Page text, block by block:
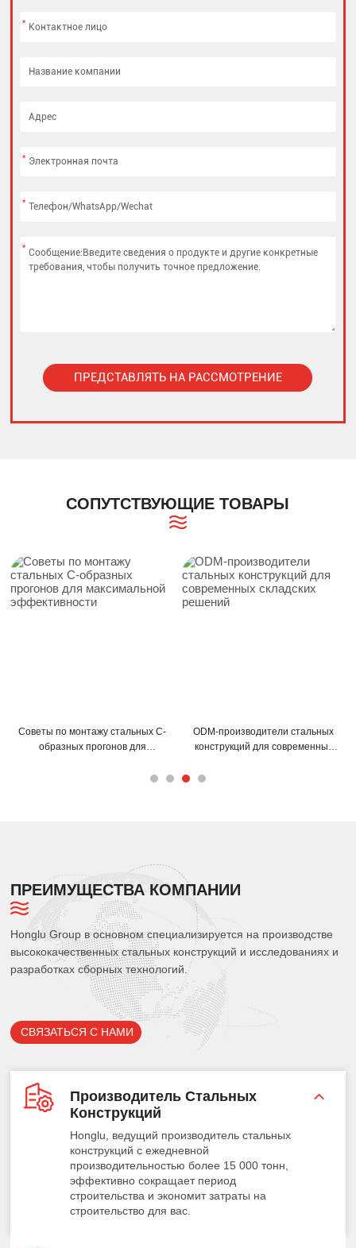
*
*
*
*
ПРЕДСТАВЛЯТЬ НА РАССМОТРЕНИЕ
СОПУТСТВУЮЩИЕ ТОВАРЫ
Советы по монтажу стальных С-
образных прогонов для
ODM-производители стальных
конструкций для современных
ПРЕИМУЩЕСТВА КОМПАНИИ
Honglu Group в основном специализируется на производстве
высококачественных стальных конструкций и исследованиях и
разработках сборных технологий.
СВЯЗАТЬСЯ С НАМИ
Производитель Стальных
Конструкций
Honglu, ведущий производитель стальных
конструкций с ежедневной
производительностью более 15 000 тонн,
эффективно сокращает период
строительства и экономит затраты на
строительство для вас.